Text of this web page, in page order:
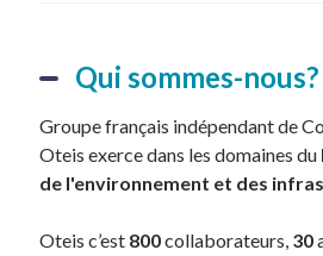
Qui sommes-nous?
Groupe français indépendant de
Oteis exerce dans les domaines du
de l'environnement et des
Oteis c’est 800collaborateurs, 30